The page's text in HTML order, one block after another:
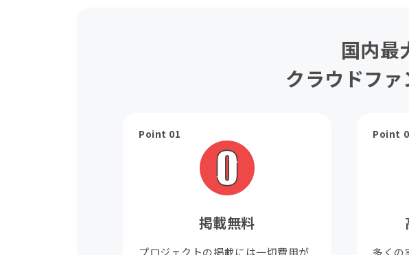
国内最
クラウドフ
Point 01
掲載無料
Point